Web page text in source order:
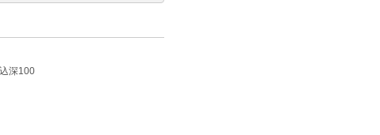
深100